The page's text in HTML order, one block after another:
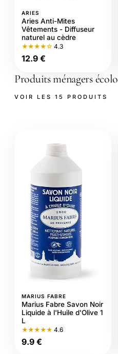
ARIES
Aries Anti-Mites
Vêtements - Diffuseur
naturel au cèdre
★★★★☆ 4.3
12.9 €
Produits ménagers écolo
VOIR LES 15 PRODUITS
MARIUS FABRE
Marius Fabre Savon Noir
Liquide à l'Huile d'Olive 1
L
★★★★★ 4.6
9.9 €